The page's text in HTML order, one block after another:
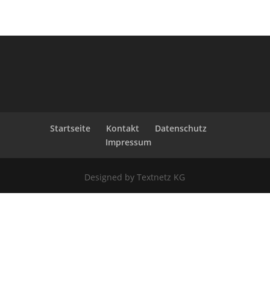
Startseite Kontakt
Datenschutz
Impressum
Designed by Textnetz KG